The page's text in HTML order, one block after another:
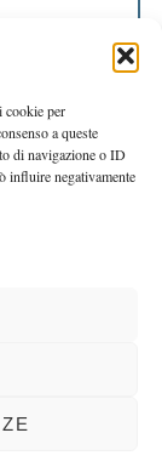
cookie per
a queste
di navigazione o ID
influire negativamente
milioni
BUGUGGIATE